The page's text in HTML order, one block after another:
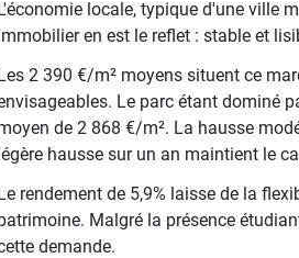
locale, typique d'une ville
en est le reflet : stable et
2 390 €/m² moyens situent ce
Le parc étant dominé
de 2 868 €/m². La hausse
hausse sur un an maintient le
rendement de 5,9% laisse de la
Malgré la présence
demande.